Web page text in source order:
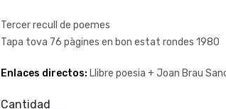
Tercer recull de poemes
Tapa tova 76 pàgines en bon estat rondes 1980
Enlaces directos: Llibre poesia +Joan Brau
Cantidad